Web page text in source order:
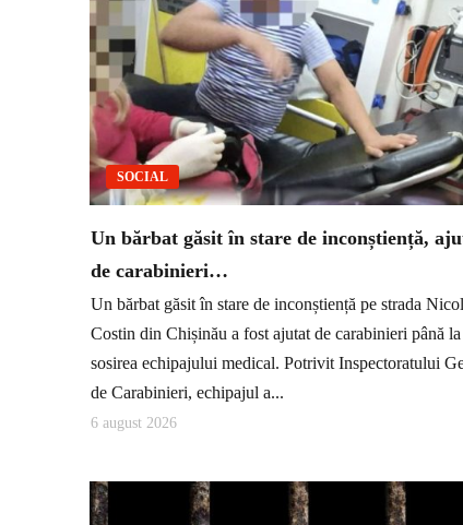
SOCIAL
Un bărbat găsit în stare de inconștiență,
de carabinieri…
Un bărbat găsit în stare de inconștiență pe strada
Costin din Chișinău a fost ajutat de carabinieri până la
sosirea echipajului medical. Potrivit Inspectoratului
de Carabinieri, echipajul a...
6 august 2026